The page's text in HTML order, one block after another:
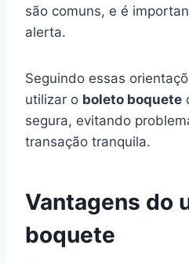
são comuns, e é
alerta.
Seguindo essas
utilizar o boleto boquete
segura, evitando
transação tranquila.
Vantagens do
boquete